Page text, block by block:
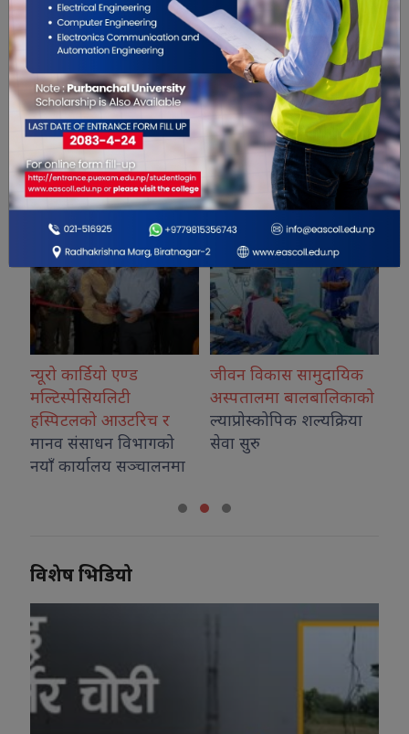
सम्बंधित खबरहरु
र
सञ्चालनमा
जीवन विकास सामुदायिक
अस्पतालमा बालबालिकाको
ल्याप्रोस्कोपिक शल्यक्रिया
सेवा सुरु
कोशीका उत्कृष्ट
नगदसहित सम्मानित
विशेष भिडियो